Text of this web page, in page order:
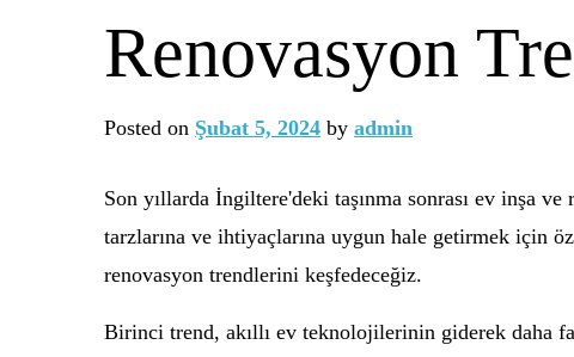
Renovasyon
Posted on Şubat 5, 2024 by admin
Son yıllarda İngiltere'deki taşınma sonrası ev inşa
tarzlarına ve ihtiyaçlarına uygun hale getirmek için
renovasyon trendlerini keşfedeceğiz.
Birinci trend, akıllı ev teknolojilerinin giderek daha